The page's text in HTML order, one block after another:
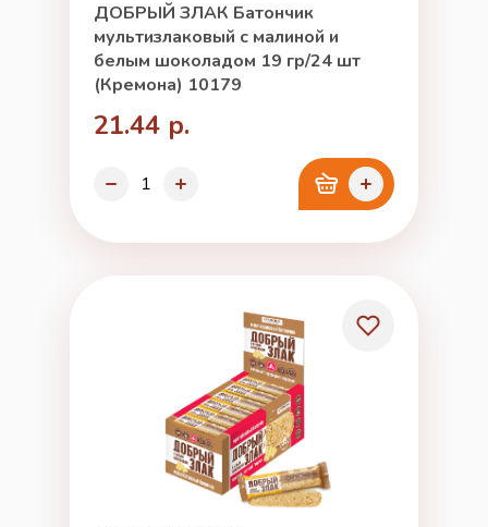
ДОБРЫЙ ЗЛАК Батончик
мультизлаковый с малиной и
белым шоколадом 19 гр/24 шт
(Кремона) 10179
21.44 р.